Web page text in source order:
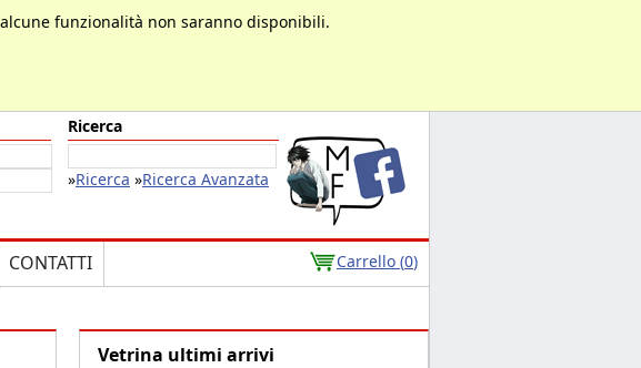
funzionalità non saranno disponibili.
Ricerca
»Ricerca »Ricerca Avanzata
CONTATTI Carrello (0)
Vetrina ultimi arrivi